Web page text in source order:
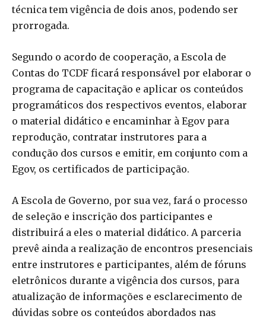
técnica tem vigência de dois anos, podendo ser
prorrogada.
Segundo o acordo de cooperação, a Escola de
Contas do TCDF ficará responsável por elaborar o
programa de capacitação e aplicar os conteúdos
programáticos dos respectivos eventos, elaborar
o material didático e encaminhar à Egov para
reprodução, contratar instrutores para a
condução dos cursos e emitir, em conjunto com a
Egov, os certificados de participação.
A Escola de Governo, por sua vez, fará o processo
de seleção e inscrição dos participantes e
distribuirá a eles o material didático. A parceria
prevê ainda a realização de encontros presenciais
entre instrutores e participantes, além de fóruns
eletrônicos durante a vigência dos cursos, para
atualização de informações e esclarecimento de
dúvidas sobre os conteúdos abordados nas